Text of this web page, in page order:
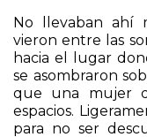
No llevaban ahí
vieron entre las
hacia el lugar
se asombraron
que una mujer